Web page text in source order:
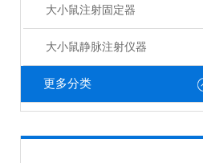
大小鼠注射固定器
大小鼠静脉注射仪器
更多分类